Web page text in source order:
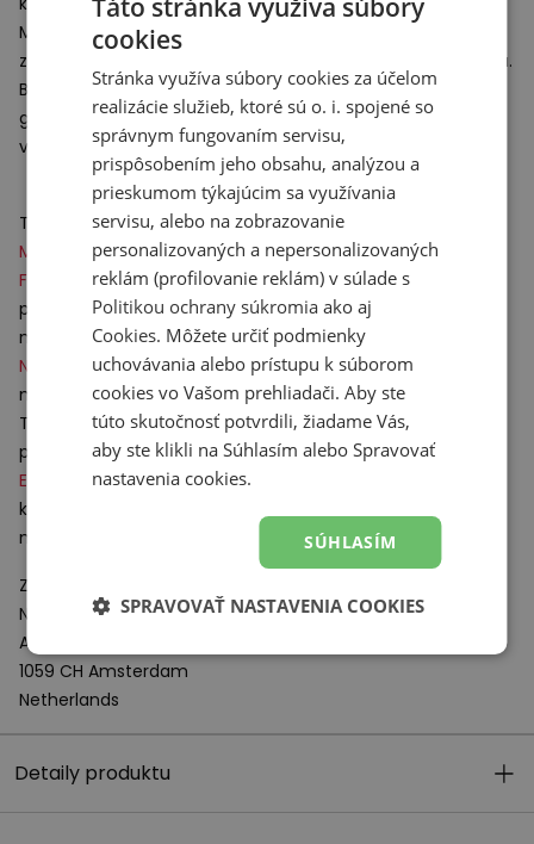
Medzipodrážka využíva ultraľahkú penu
zodpovedná za najvyššiu úroveň tlmenia počas používania.
Behúň podrážky je vyrobený s použitím odolného
gumového materiáluN-Durance, ktorý zvyšuje životnosť a
výrazne zlepšuje odolnosť podrážky.
Technológie:
Made in
USA– obuv vyrobená vUSA.
FuelCell
- dusík použitý v medzipodrážke spolu s gumovou
podrážkou na zabezpečenie maximálnej absorpcie
nárazov, vysokej úrovne stability a podpory počas behu.
N-Durance– gumový materiál umiestnený v
medzipodrážke pod pätou.
Technológia N- Durance výrazne zvyšuje odolnosť a
pevnosť podrážky obuvi pri dopade na tvrdý povrch.
ENCAP
- technológia výroby medzipodrážky, ktorá je
kombináciou odolného stabilného okraja z polyuretánu a
mäkkej tlmiacej vrstvy
Zodpovedný subjekt:
New Balance Europe BV
A-Factorij, Pilotenstraat 35 – 45
1059 CH Amsterdam
Netherlands
Detaily produktu
Táto stránka využíva súbory
cookies
Stránka využíva súbory cookies za účelom
realizácie služieb, ktoré sú o. i. spojené so
správnym fungovaním servisu,
prispôsobením jeho obsahu, analýzou a
prieskumom týkajúcim sa využívania
servisu, alebo na zobrazovanie
personalizovaných a nepersonalizovaných
reklám (profilovanie reklám) v súlade s
Politikou ochrany súkromia ako aj
Cookies. Môžete určiť podmienky
uchovávania alebo prístupu k súborom
cookies vo Vašom prehliadači. Aby ste
túto skutočnosť potvrdili, žiadame Vás,
aby ste klikli na Súhlasím alebo Spravovať
nastavenia cookies.
SÚHLASÍM
SPRAVOVAŤ NASTAVENIA COOKIES